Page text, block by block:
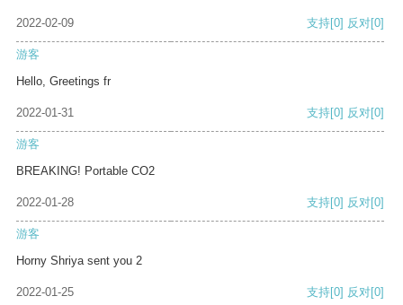
2022-02-09 支持[0] 反对[0]
游客
Hello, Greetings fr
2022-01-31 支持[0] 反对[0]
游客
BREAKING! Portable CO2
2022-01-28 支持[0] 反对[0]
游客
Horny Shriya sent you 2
2022-01-25 支持[0] 反对[0]